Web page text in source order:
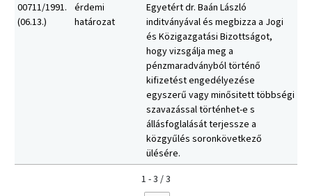
00711/1991.
(06.13.)
érdemi
határozat
Egyetért dr. Baán László
inditványával és megbizza a Jogi
és Közigazgatási Bizottságot,
hogy vizsgálja meg a
pénzmaradványból történő
kifizetést engedélyezése
egyszerű vagy minősitett többségi
szavazással történhet-e s
állásfoglalását terjessze a
közgyűlés soronkövetkező
ülésére.
1 - 3 / 3